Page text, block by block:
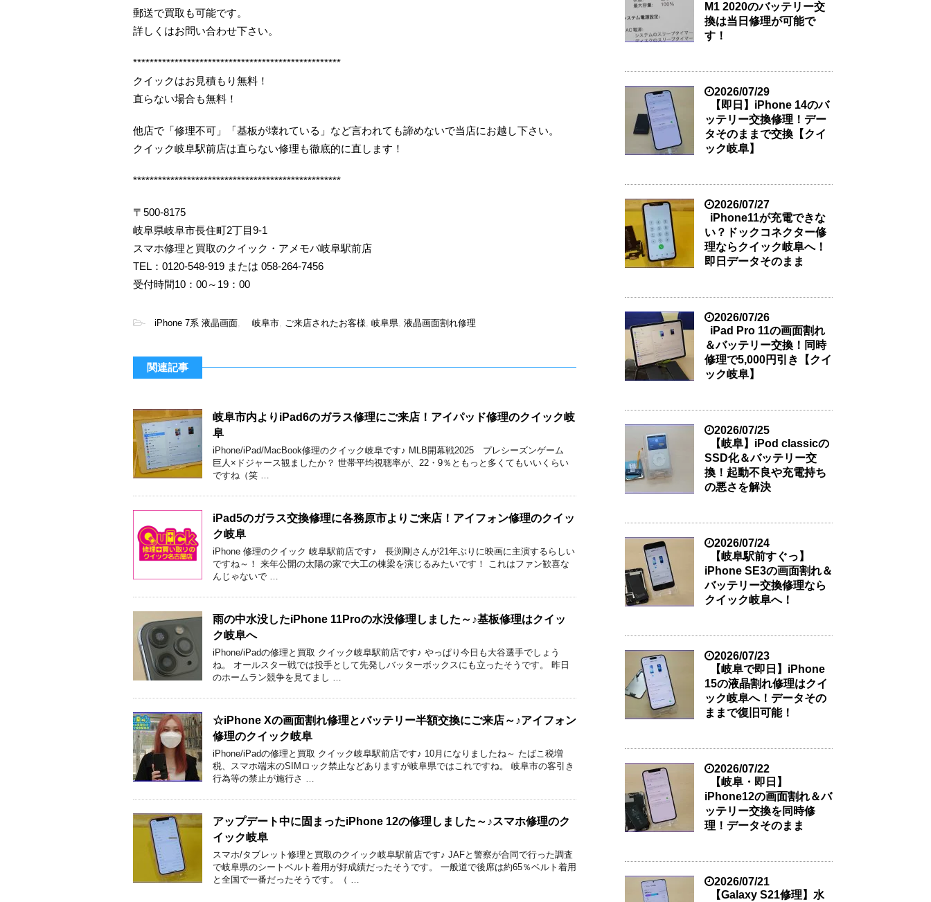
郵送で買取も可能です。
詳しくはお問い合わせ下さい。
**************************************************
クイックはお見積もり無料！
直らない場合も無料！
他店で「修理不可」「基板が壊れている」など言われても諦めないで当店にお越し下さい。
クイック岐阜駅前店は直らない修理も徹底的に直します！
**************************************************
〒500-8175
岐阜県岐阜市長住町2丁目9-1
スマホ修理と買取のクイック・アメモバ岐阜駅前店
TEL：0120-548-919 または 058-264-7456
受付時間10：00～19：00
- iPhone 7系 液晶画面, 岐阜市, ご来店されたお客様, 岐阜県, 液晶画面割れ修理
関連記事
岐阜市内よりiPad6のガラス修理にご来店！アイパッド修理のクイック岐
阜
iPhone/iPad/MacBook修理のクイック岐阜です♪ MLB開幕戦2025 プレシーズンゲーム
巨人×ドジャース観ましたか？ 世帯平均視聴率が、22・9％ともっと多くてもいいくらい
ですね（笑 …
iPad5のガラス交換修理に各務原市よりご来店！アイフォン修理のクイッ
ク岐阜
iPhone 修理のクイック 岐阜駅前店です♪ 長渕剛さんが21年ぶりに映画に主演するらしい
ですね～！ 来年公開の太陽の家で大工の棟梁を演じるみたいです！ これはファン歓喜な
んじゃないで …
雨の中水没したiPhone 11Proの水没修理しました～♪基板修理はクイッ
ク岐阜へ
iPhone/iPadの修理と買取 クイック岐阜駅前店です♪ やっぱり今日も大谷選手でしょう
ね。 オールスター戦では投手として先発しバッターボックスにも立ったそうです。 昨日
のホームラン競争を見てまし …
☆iPhone Xの画面割れ修理とバッテリー半額交換にご来店～♪アイフォン
修理のクイック岐阜
iPhone/iPadの修理と買取 クイック岐阜駅前店です♪ 10月になりましたね～ たばこ税増
税、スマホ端末のSIMロック禁止などありますが岐阜県ではこれですね。 岐阜市の客引き
行為等の禁止が施行さ …
アップデート中に固まったiPhone 12の修理しました～♪スマホ修理のク
イック岐阜
スマホ/タブレット修理と買取のクイック岐阜駅前店です♪ JAFと警察が合同で行った調査
で岐阜県のシートベルト着用が好成績だったそうです。 一般道で後席は約65％ベルト着用
と全国で一番だったそうです。（ …
M1 2020のバッテリー交
換は当日修理が可能で
す！
2026/07/29
【即日】iPhone 14のバ
ッテリー交換修理！デー
タそのままで交換【クイ
ック岐阜】
2026/07/27
iPhone11が充電できな
い？ドックコネクター修
理ならクイック岐阜へ！
即日データそのまま
2026/07/26
iPad Pro 11の画面割れ
＆バッテリー交換！同時
修理で5,000円引き【クイ
ック岐阜】
2026/07/25
【岐阜】iPod classicの
SSD化＆バッテリー交
換！起動不良や充電持ち
の悪さを解決
2026/07/24
【岐阜駅前すぐっ】
iPhone SE3の画面割れ＆
バッテリー交換修理なら
クイック岐阜へ！
2026/07/23
【岐阜で即日】iPhone
15の液晶割れ修理はクイ
ック岐阜へ！データその
ままで復旧可能！
2026/07/22
【岐阜・即日】
iPhone12の画面割れ＆バ
ッテリー交換を同時修
理！データそのまま
2026/07/21
【Galaxy S21修理】水